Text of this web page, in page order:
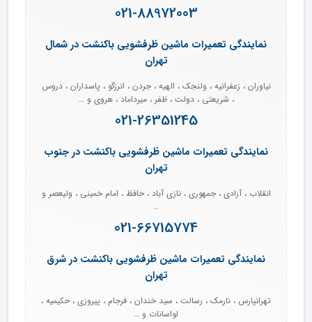
021-88972003
نمایندگی تعمیرات ماشین ظرفشویی باکنشت در شمال
تهران
نیاوران ، زعفرانیه ، ولنجک ، الهیه ، جردن ، انرزگو ، پاسداران ، دروس
، شریعتی ، دولت ، ظفر ، میرداماد ، هروی و …
021-26351245
نمایندگی تعمیرات ماشین ظرفشویی باکنشت در جنوب
تهران
انقلاب ، آزادی ، جمهوری ، نازی آباد ، حافظ ، امام خمینی ، ولیعصر و
…
021-66715774
نمایندگی تعمیرات ماشین ظرفشویی باکنشت در شرق
تهران
تهرانپارس ، نارمک ، رسالت ، سید خندان ، فرجام ، پیروزی ، حکیمیه ،
لواسانات و …